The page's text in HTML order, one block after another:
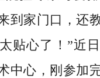
到家门口，还
贴心了！”近
中心，刚参加